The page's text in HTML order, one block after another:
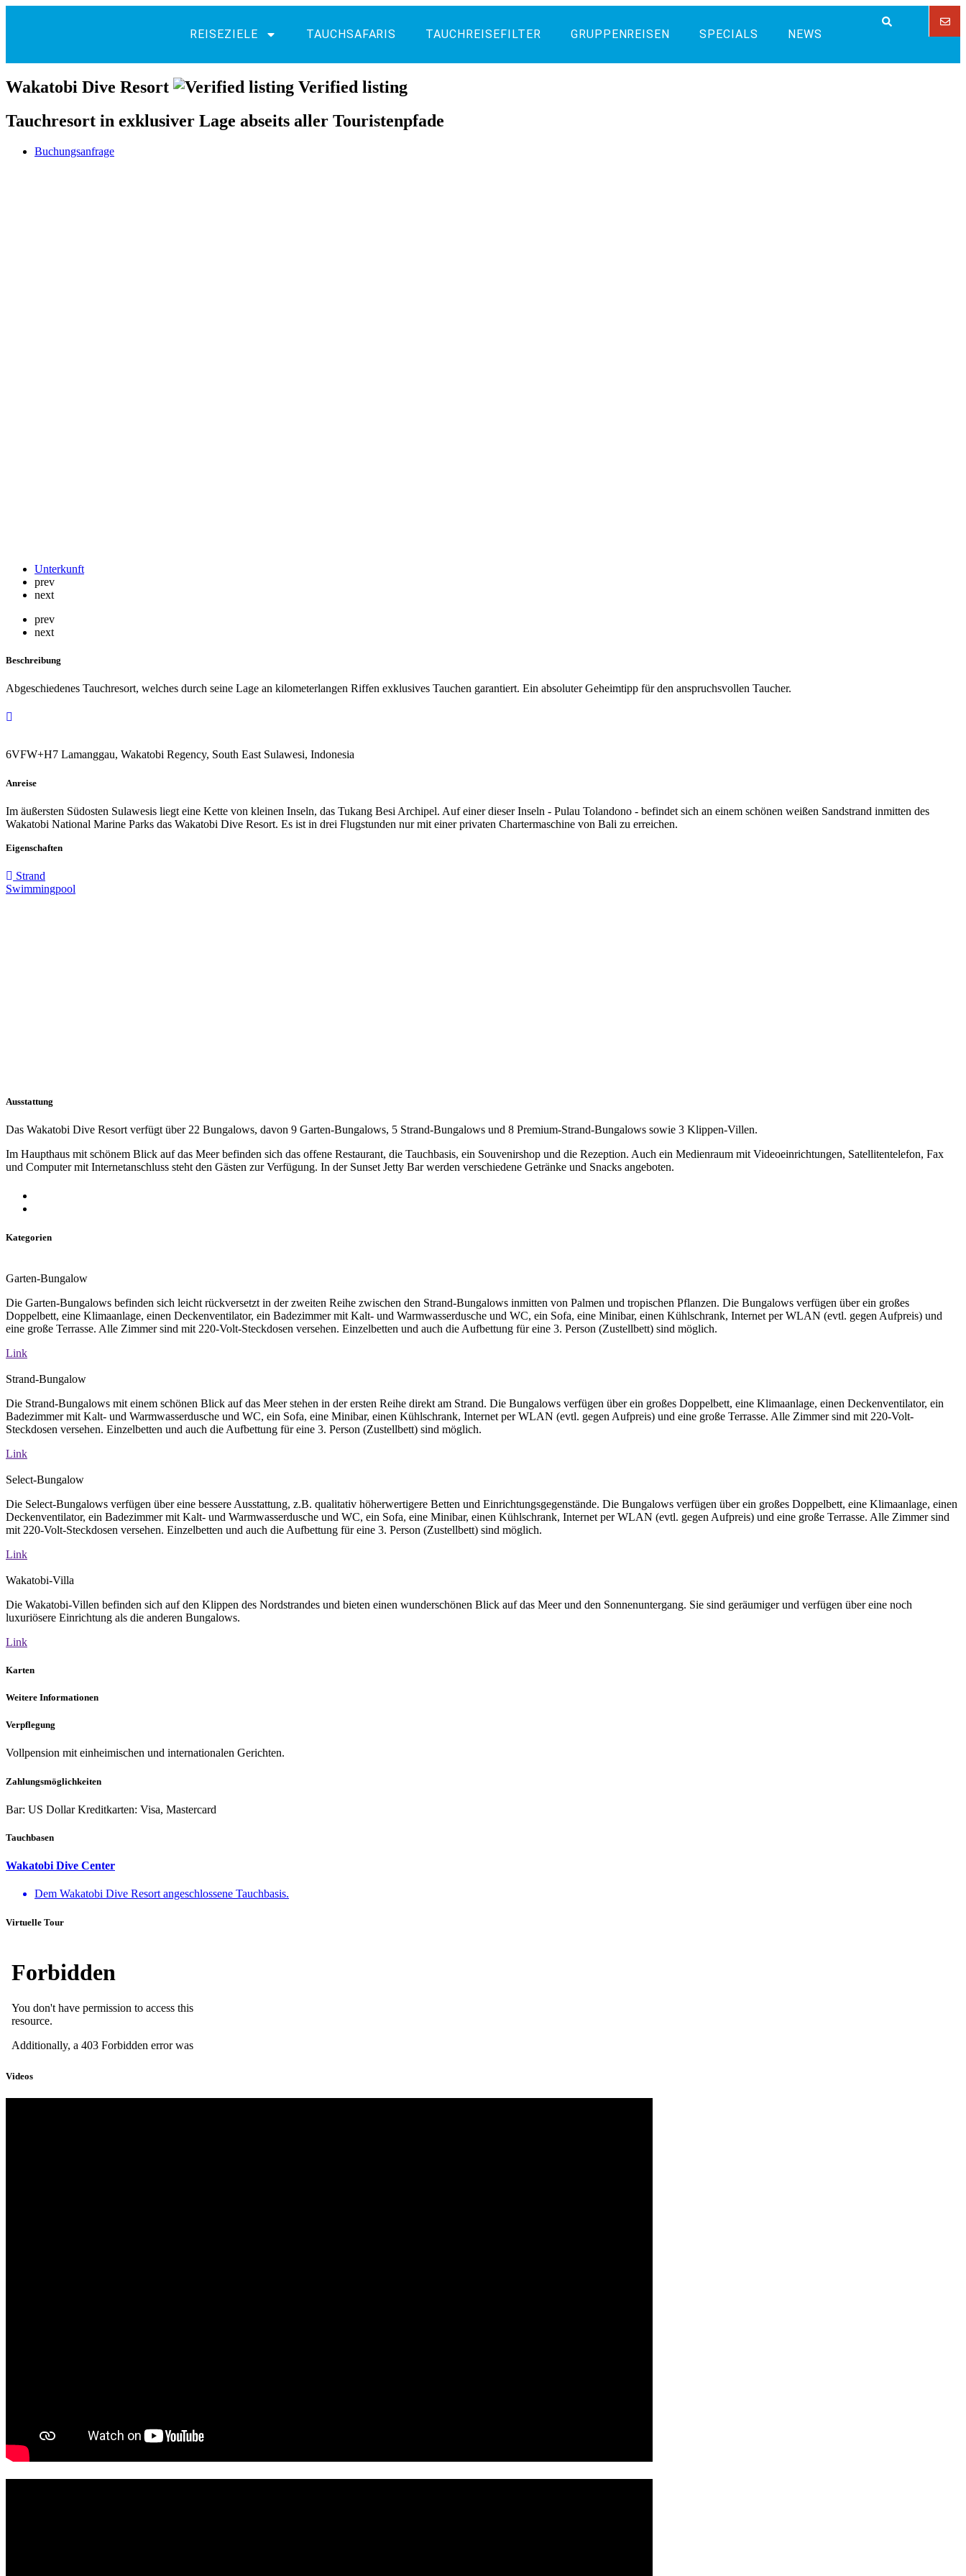
REISEZIELE TAUCHSAFARIS TAUCHREISEFILTER GRUPPENREISEN SPECIALS NEWS
Wakatobi Dive Resort
Verified listing
Tauchresort in exklusiver Lage abseits aller Touristenpfade
Buchungsanfrage
Unterkunft
prev
next
prev
next
Beschreibung
Abgeschiedenes Tauchresort, welches durch seine Lage an kilometerlangen Riffen exklusives Tauchen garantiert. Ein absoluter Geheimtipp für den anspruchsvollen Taucher.
6VFW+H7 Lamanggau, Wakatobi Regency, South East Sulawesi, Indonesia
Anreise
Im äußersten Südosten Sulawesis liegt eine Kette von kleinen Inseln, das Tukang Besi Archipel. Auf einer dieser Inseln - Pulau Tolandono - befindet sich an einem schönen weißen Sandstrand inmitten des
Wakatobi National Marine Parks das Wakatobi Dive Resort. Es ist in drei Flugstunden nur mit einer privaten Chartermaschine von Bali zu erreichen.
Eigenschaften
Strand
Swimmingpool
Ausstattung
Das Wakatobi Dive Resort verfügt über 22 Bungalows, davon 9 Garten-Bungalows, 5 Strand-Bungalows und 8 Premium-Strand-Bungalows sowie 3 Klippen-Villen.
Im Haupthaus mit schönem Blick auf das Meer befinden sich das offene Restaurant, die Tauchbasis, ein Souvenirshop und die Rezeption. Auch ein Medienraum mit Videoeinrichtungen, Satellitentelefon, Fax
und Computer mit Internetanschluss steht den Gästen zur Verfügung. In der Sunset Jetty Bar werden verschiedene Getränke und Snacks angeboten.
Kategorien
Garten-Bungalow
Die Garten-Bungalows befinden sich leicht rückversetzt in der zweiten Reihe zwischen den Strand-Bungalows inmitten von Palmen und tropischen Pflanzen. Die Bungalows verfügen über ein großes
Doppelbett, eine Klimaanlage, einen Deckenventilator, ein Badezimmer mit Kalt- und Warmwasserdusche und WC, ein Sofa, eine Minibar, einen Kühlschrank, Internet per WLAN (evtl. gegen Aufpreis) und
eine große Terrasse. Alle Zimmer sind mit 220-Volt-Steckdosen versehen. Einzelbetten und auch die Aufbettung für eine 3. Person (Zustellbett) sind möglich.
Link
Strand-Bungalow
Die Strand-Bungalows mit einem schönen Blick auf das Meer stehen in der ersten Reihe direkt am Strand. Die Bungalows verfügen über ein großes Doppelbett, eine Klimaanlage, einen Deckenventilator, ein
Badezimmer mit Kalt- und Warmwasserdusche und WC, ein Sofa, eine Minibar, einen Kühlschrank, Internet per WLAN (evtl. gegen Aufpreis) und eine große Terrasse. Alle Zimmer sind mit 220-Volt-
Steckdosen versehen. Einzelbetten und auch die Aufbettung für eine 3. Person (Zustellbett) sind möglich.
Link
Select-Bungalow
Die Select-Bungalows verfügen über eine bessere Ausstattung, z.B. qualitativ höherwertigere Betten und Einrichtungsgegenstände. Die Bungalows verfügen über ein großes Doppelbett, eine Klimaanlage, einen
Deckenventilator, ein Badezimmer mit Kalt- und Warmwasserdusche und WC, ein Sofa, eine Minibar, einen Kühlschrank, Internet per WLAN (evtl. gegen Aufpreis) und eine große Terrasse. Alle Zimmer sind
mit 220-Volt-Steckdosen versehen. Einzelbetten und auch die Aufbettung für eine 3. Person (Zustellbett) sind möglich.
Link
Wakatobi-Villa
Die Wakatobi-Villen befinden sich auf den Klippen des Nordstrandes und bieten einen wunderschönen Blick auf das Meer und den Sonnenuntergang. Sie sind geräumiger und verfügen über eine noch
luxuriösere Einrichtung als die anderen Bungalows.
Link
Karten
Weitere Informationen
Verpflegung
Vollpension mit einheimischen und internationalen Gerichten.
Zahlungsmöglichkeiten
Bar: US Dollar Kreditkarten: Visa, Mastercard
Tauchbasen
Wakatobi Dive Center
Dem Wakatobi Dive Resort angeschlossene Tauchbasis.
Virtuelle Tour
Videos